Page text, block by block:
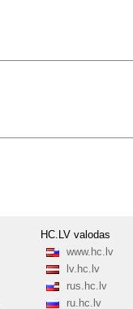
HC.LV valodas
www.hc.lv
lv.hc.lv
rus.hc.lv
ru.hc.lv